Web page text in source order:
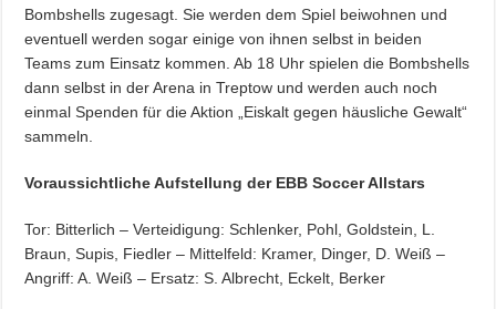
Bombshells zugesagt. Sie werden dem Spiel beiwohnen und
eventuell werden sogar einige von ihnen selbst in beiden
Teams zum Einsatz kommen. Ab 18 Uhr spielen die Bombshells
dann selbst in der Arena in Treptow und werden auch noch
einmal Spenden für die Aktion „Eiskalt gegen häusliche Gewalt“
sammeln.
Voraussichtliche Aufstellung der EBB Soccer Allstars
Tor: Bitterlich – Verteidigung: Schlenker, Pohl, Goldstein, L.
Braun, Supis, Fiedler – Mittelfeld: Kramer, Dinger, D. Weiß –
Angriff: A. Weiß – Ersatz: S. Albrecht, Eckelt, Berker